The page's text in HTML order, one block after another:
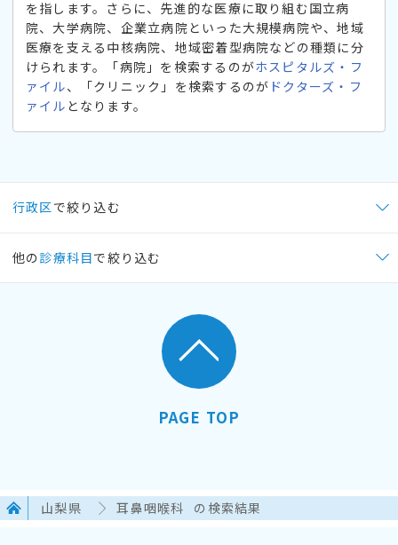
を指します。さらに、先進的な医療に取り組む国立病
院、大学病院、企業立病院といった大規模病院や、地域
医療を支える中核病院、地域密着型病院などの種類に分
けられます。「病院」を検索するのがホスピタルズ・フ
ァイル、「クリニック」を検索するのが ドクターズ・フ
ァイル となります。
行政区で絞り込む
他の 診療科目で絞り込む
PAGE TOP
山梨県 耳鼻咽喉科 の検索結果